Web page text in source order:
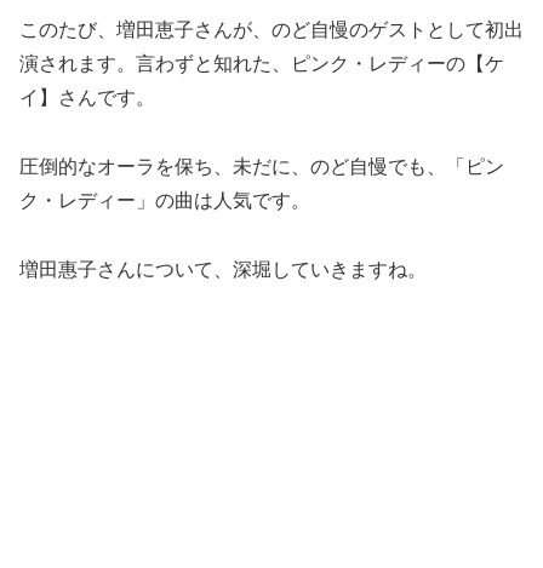
このたび、増田恵子さんが、のど自慢のゲストとして初出
演されます。言わずと知れた、ピンク・レディーの【ケ
イ】さんです。
圧倒的なオーラを保ち、未だに、のど自慢でも、「ピン
ク・レディー」の曲は人気です。
増田惠子さんについて、深堀していきますね。